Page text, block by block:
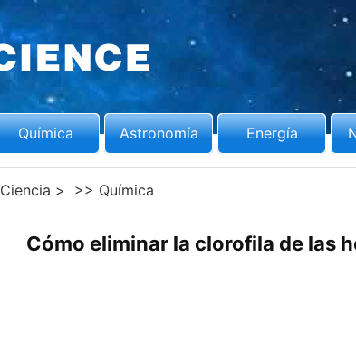
Química Astronomía Energía
Ciencia > >> Química
Cómo eliminar la clorofila de las